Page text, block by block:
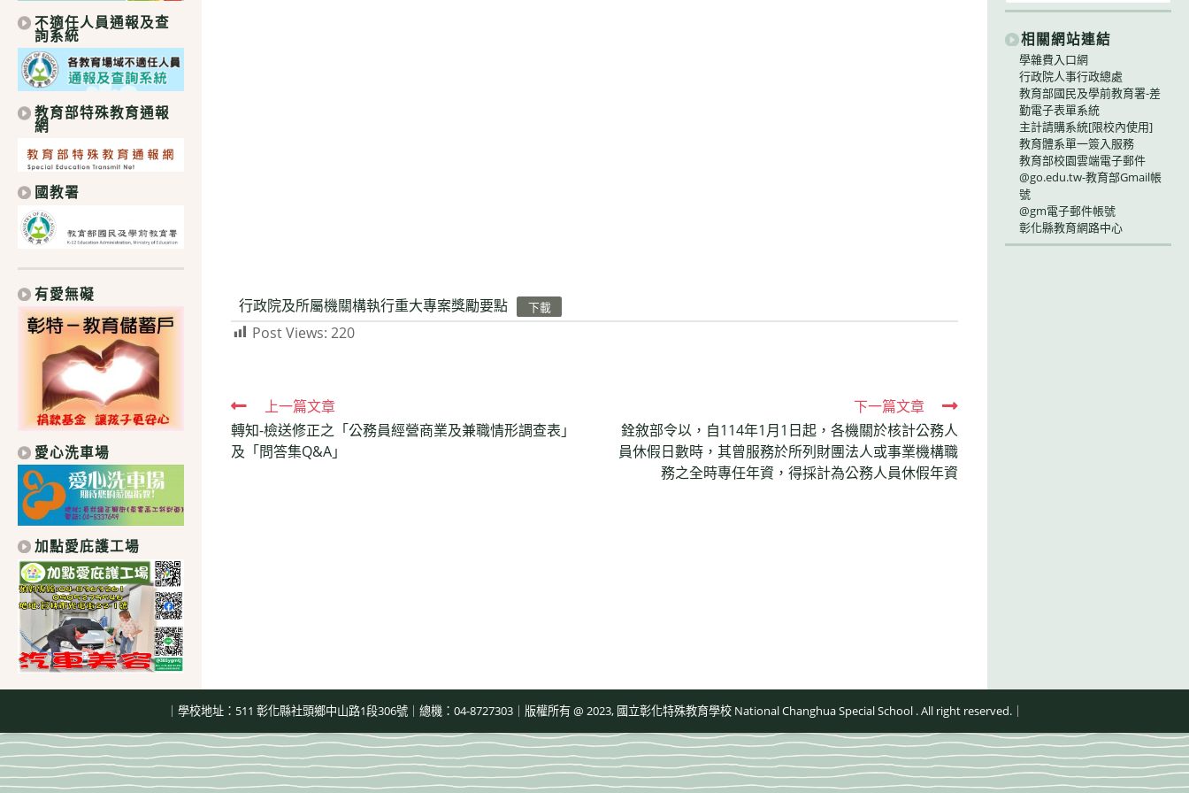
行政院及所屬機關構執行重大專案獎勵要點 下載
Post Views: 220
Read
more
articles
上一篇文章
轉知-檢送修正之「公務員經營商業及兼職情形調查表」
及「問答集Q&A」
下一篇文章
銓敘部令以，自114年1月1日起，各機關於核計公務人
員休假日數時，其曾服務於所列財團法人或事業機構職
務之全時專任年資，得採計為公務人員休假年資
不適任人員通報及查
詢系統
教育部特殊教育通報
網
國教署
有愛無礙
愛心洗車場
加點愛庇護工場
相關網站連結
學雜費入口網
行政院人事行政總處
教育部國民及學前教育署-差
勤電子表單系統
主計請購系統[限校內使用]
教育體系單一簽入服務
教育部校園雲端電子郵件
@go.edu.tw-教育部Gmail帳
號
@gm電子郵件帳號
彰化縣教育網路中心
｜學校地址：511 彰化縣社頭鄉中山路1段306號｜總機：04-8727303｜版權所有 @ 2023, 國立彰化特殊教育學校 National Changhua Special School . All right reserved.｜